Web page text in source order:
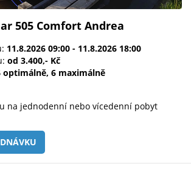
505 Comfort Andrea
11.8.2026 09:00 - 11.8.2026 18:00
od 3.400,- Kč
optimálně, 6 maximálně
na jednodenní nebo vícedenní pobyt